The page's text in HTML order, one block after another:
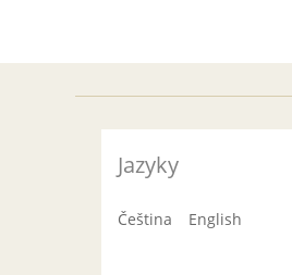
Jazyky
Čeština English